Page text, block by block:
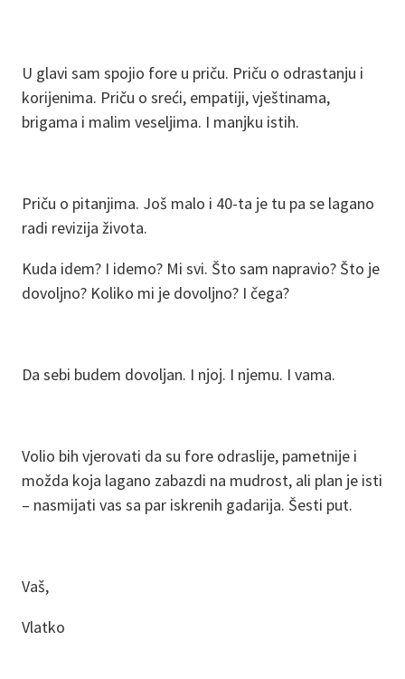
U glavi sam spojio fore u priču. Priču o odrastanju i
korijenima. Priču o sreći, empatiji, vještinama,
brigama i malim veseljima. I manjku istih.
Priču o pitanjima. Još malo i 40-ta je tu pa se lagano
radi revizija života.
Kuda idem? I idemo? Mi svi. Što sam napravio? Što je
dovoljno? Koliko mi je dovoljno? I čega?
Da sebi budem dovoljan. I njoj. I njemu. I vama.
Volio bih vjerovati da su fore odraslije, pametnije i
možda koja lagano zabazdi na mudrost, ali plan je isti
– nasmijati vas sa par iskrenih gadarija. Šesti put.
Vaš,
Vlatko